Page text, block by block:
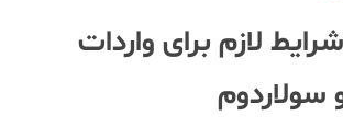
لازم برای واردات
سولاردوم